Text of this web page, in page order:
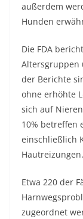
außerdem
Hunden
Die FDA
Altersgruppen
der Berichte
ohne erhöhte
sich auf
10% betreffen
einschließlich
Hautreizungen.
Etwa 220 der
zugeordnet